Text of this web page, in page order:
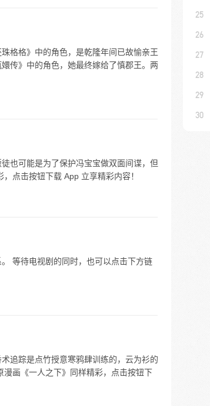
格格》中的角色，是乾隆年间已故愉亲王
传》中的角色，她最终嫁给了慎郡王。两
也可能是为了保护冯宝宝做双面间谍，但
点击按钮下载 App 立享精彩内容！
等待电视剧的同时，也可以点击下方链
追踪是点竹授意寒鸦肆训练的，云为衫的
画《一人之下》同样精彩，点击按钮下
25
26
27
28
29
30